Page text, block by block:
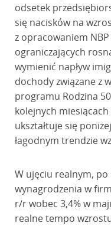
odsetek
się nacisków na
z opracowaniem
ograniczających
wymienić napływ
dochody związane z
programu Rodzina
kolejnych
ukształtuje się
łagodnym trendzie
W ujęciu realnym,
wynagrodzenia w
r/r wobec 3,4% w
realne tempo